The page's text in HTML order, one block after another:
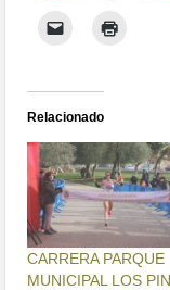
Relacionado
CARRERA PARQUE
MUNICIPAL LOS